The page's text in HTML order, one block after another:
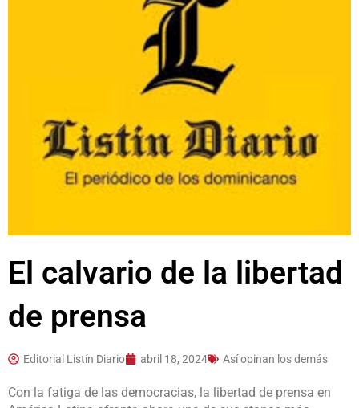
El calvario de la libertad
de prensa
Editorial Listín Diario abril 18, 2024 Así opinan los demás
Con la fatiga de las democracias, la libertad de prensa en